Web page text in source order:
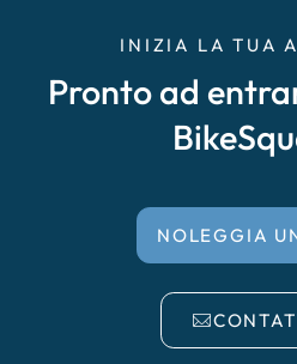
INIZIA LA TUA
Pronto ad
NOLEGGIA